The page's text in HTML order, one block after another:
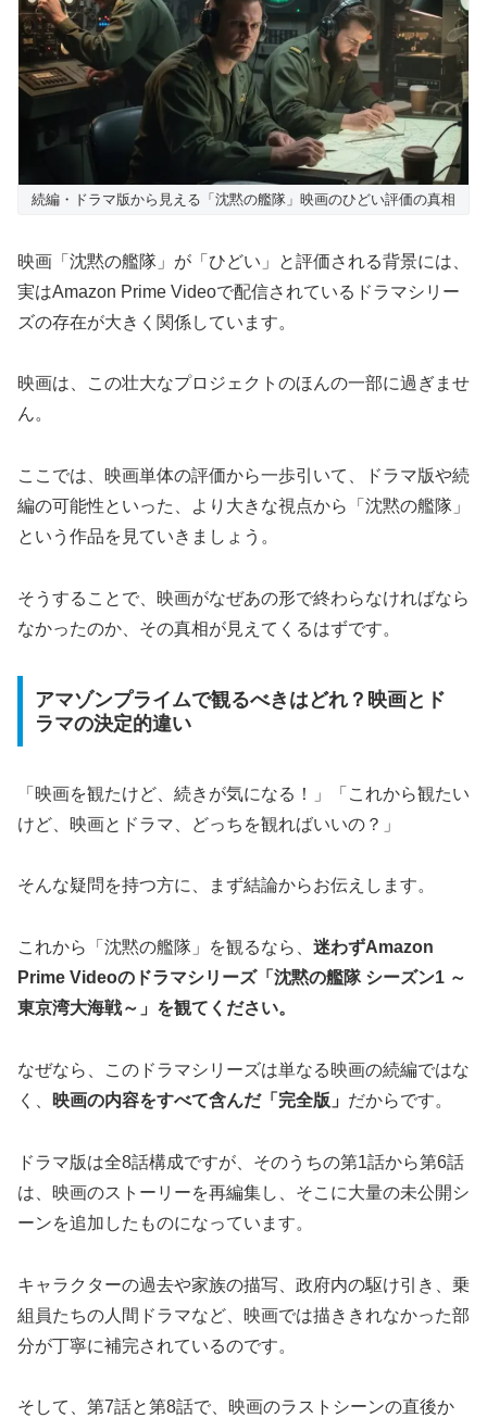
続編・ドラマ版から見える「沈黙の艦隊」映画のひどい評価の真相
映画「沈黙の艦隊」が「ひどい」と評価される背景には、
実はAmazon Prime Videoで配信されているドラマシリー
ズの存在が大きく関係しています。
映画は、この壮大なプロジェクトのほんの一部に過ぎませ
ん。
ここでは、映画単体の評価から一歩引いて、ドラマ版や続
編の可能性といった、より大きな視点から「沈黙の艦隊」
という作品を見ていきましょう。
そうすることで、映画がなぜあの形で終わらなければなら
なかったのか、その真相が見えてくるはずです。
アマゾンプライムで観るべきはどれ？映画とド
ラマの決定的違い
「映画を観たけど、続きが気になる！」「これから観たい
けど、映画とドラマ、どっちを観ればいいの？」
そんな疑問を持つ方に、まず結論からお伝えします。
これから「沈黙の艦隊」を観るなら、 迷わずAmazon
Prime Videoのドラマシリーズ「沈黙の艦隊 シーズン1 ～
東京湾大海戦～」を観てください。
なぜなら、このドラマシリーズは単なる映画の続編ではな
く、
映画の内容をすべて含んだ「完全版」 だからです。
ドラマ版は全8話構成ですが、そのうちの第1話から第6話
は、映画のストーリーを再編集し、そこに大量の未公開シ
ーンを追加したものになっています。
キャラクターの過去や家族の描写、政府内の駆け引き、乗
組員たちの人間ドラマなど、映画では描ききれなかった部
分が丁寧に補完されているのです。
そして、第7話と第8話で、映画のラストシーンの直後か